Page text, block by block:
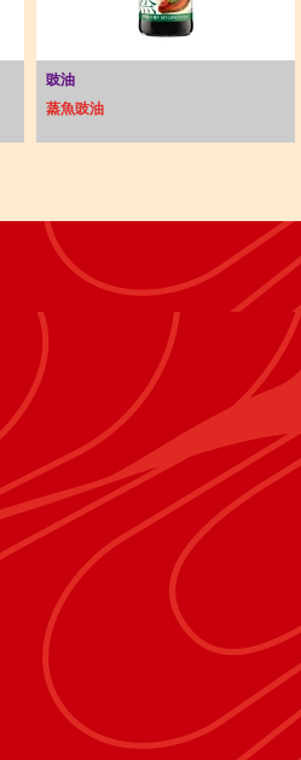
豉油
蒸魚豉油